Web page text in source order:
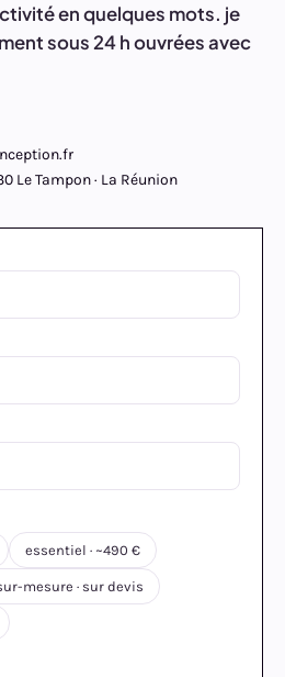
en quelques mots. je
sous 24 h ouvrées avec
Le Tampon · La Réunion
essentiel · ~490 €
mesure · sur devis